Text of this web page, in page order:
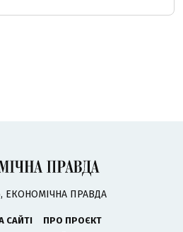
ЕКОНОМІЧНА ПРАВДА
САЙТІ
ПРО ПРОЄКТ